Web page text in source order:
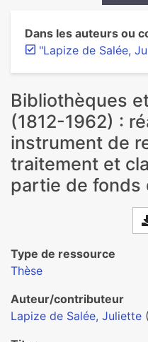
Dans les auteurs ou
"Lapize de Salée,
Bibliothèques
(1812-1962) :
instrument de
traitement et
partie de fonds
Type de ressource
Thèse
Auteur/contributeur
Lapize de Salée, Juliette